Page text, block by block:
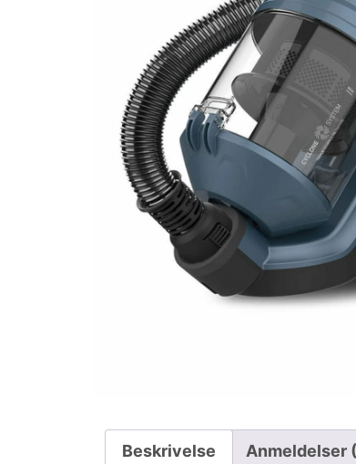
Beskrivelse Anmeldelser